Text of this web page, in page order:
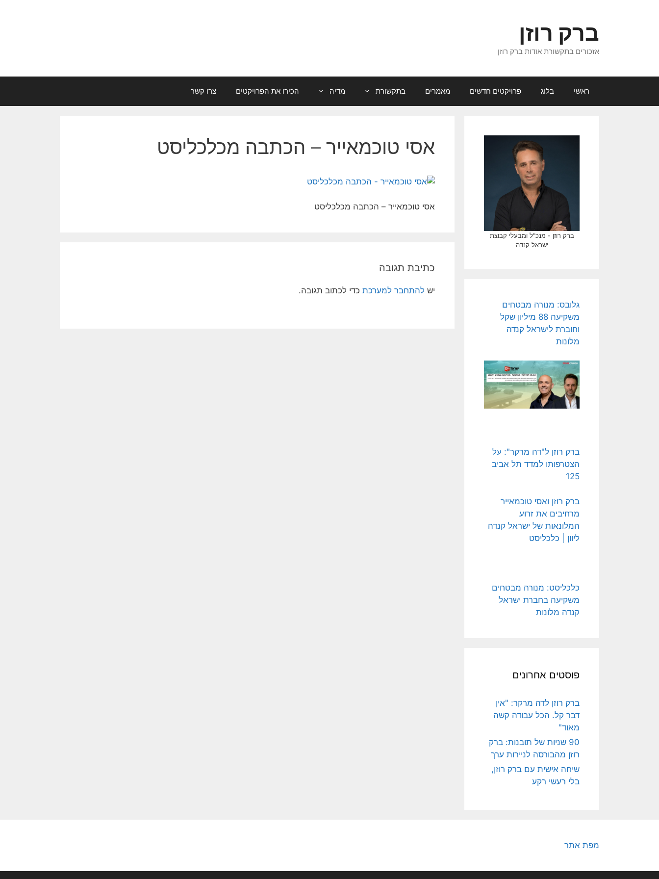
ברק רוזן
אזכורים בתקשורת אודות ברק רוזן
ראשי בלוג פרויקטים חדשים מאמרים בתקשורת מדיה הכירו את הפרויקטים צרו קשר
אסי טוכמאייר – הכתבה מכלכליסט
אסי טוכמאייר – הכתבה מכלכליסט
כתיבת תגובה
יש להתחבר למערכת כדי לכתוב תגובה.
ברק רוזן - מנכ"ל ומבעלי קבוצת
ישראל קנדה
גלובס: מנורה מבטחים
משקיעה 88 מיליון שקל
וחוברת לישראל קנדה
מלונות
ברק רוזן ל"דה מרקר": על
הצטרפותו למדד תל אביב
125
ברק רוזן ואסי טוכמאייר
מרחיבים את זרוע
המלונאות של ישראל קנדה
ליוון | כלכליסט
כלכליסט: מנורה מבטחים
משקיעה בחברת ישראל
קנדה מלונות
פוסטים אחרונים
ברק רוזן לדה מרקר: "אין
דבר קל. הכל עבודה קשה
מאוד"
90 שניות של תובנות: ברק
רוזן מהבורסה לניירות ערך
שיחה אישית עם ברק רוזן,
בלי רעשי רקע
מפת אתר